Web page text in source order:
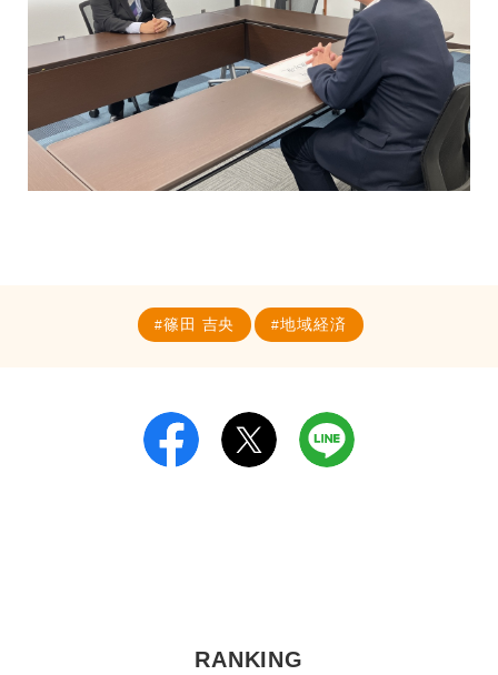
篠田 吉央 地域経済
RANKING